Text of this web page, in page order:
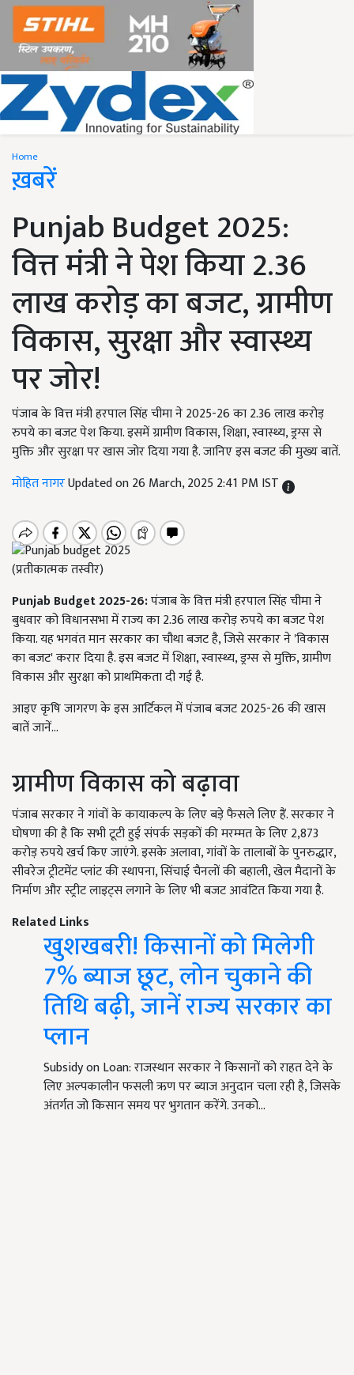
Home
ख़बरें
Punjab Budget 2025:
वित्त मंत्री ने पेश किया 2.36
लाख करोड़ का बजट, ग्रामीण
विकास, सुरक्षा और स्वास्थ्य
पर जोर!
पंजाब के वित्त मंत्री हरपाल सिंह चीमा ने 2025-26 का 2.36 लाख करोड़
रुपये का बजट पेश किया. इसमें ग्रामीण विकास, शिक्षा, स्वास्थ्य, ड्रग्स से
मुक्ति और सुरक्षा पर खास जोर दिया गया है. जानिए इस बजट की मुख्य बातें.
मोहित नागरUpdated on 26 March, 2025 2:41 PM IST
(प्रतीकात्मक तस्वीर)
Punjab Budget 2025-26:पंजाब के वित्त मंत्री हरपाल सिंह चीमा ने
बुधवार को विधानसभा में राज्य का 2.36 लाख करोड़ रुपये का बजट पेश
किया. यह भगवंत मान सरकार का चौथा बजट है, जिसे सरकार ने 'विकास
का बजट' करार दिया है. इस बजट में शिक्षा, स्वास्थ्य, ड्रग्स से मुक्ति, ग्रामीण
विकास और सुरक्षा को प्राथमिकता दी गई है.
आइए कृषि जागरण के इस आर्टिकल में पंजाब बजट 2025-26 की खास
बातें जानें...
ग्रामीण विकास को बढ़ावा
पंजाब सरकार ने गांवों के कायाकल्प के लिए बड़े फैसले लिए हैं. सरकार ने
घोषणा की है कि सभी टूटी हुई संपर्क सड़कों की मरम्मत के लिए 2,873
करोड़ रुपये खर्च किए जाएंगे. इसके अलावा, गांवों के तालाबों के पुनरुद्धार,
सीवरेज ट्रीटमेंट प्लांट की स्थापना, सिंचाई चैनलों की बहाली, खेल मैदानों के
निर्माण और स्ट्रीट लाइट्स लगाने के लिए भी बजट आवंटित किया गया है.
Related Links
खुशखबरी! किसानों को मिलेगी
7% ब्याज छूट, लोन चुकाने की
तिथि बढ़ी, जानें राज्य सरकार का
प्लान
Subsidy on Loan: राजस्थान सरकार ने किसानों को राहत देने के
लिए अल्पकालीन फसली ऋण पर ब्याज अनुदान चला रही है, जिसके
अंतर्गत जो किसान समय पर भुगतान करेंगे. उनको…